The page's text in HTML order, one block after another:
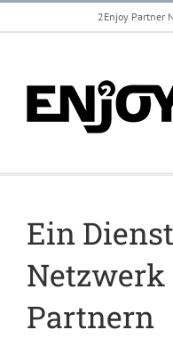
Zum
2Enjoy Partner
Ein
Partnern